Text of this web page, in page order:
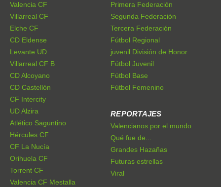
Valencia CF
Villarreal CF
Elche CF
CD Eldense
Levante UD
Villarreal CF B
CD Alcoyano
CD Castellón
CF Intercity
UD Alzira
Atlético Saguntino
Hércules CF
CF La Nucía
Orihuela CF
Torrent CF
Valencia CF Mestalla
Primera Federación
Segunda Federación
Tercera Federación
Fútbol Regional
juvenil División de Honor
Fútbol Juvenil
Fútbol Base
Fútbol Femenino
REPORTAJES
Valencianos por el mundo
Qué fue de...
Grandes Hazañas
Futuras estrellas
Viral